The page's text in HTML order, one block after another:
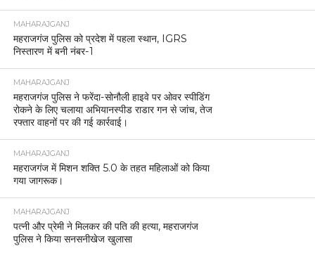
MAHARAJGANJ
महराजगंज पुलिस को प्रदेश में पहला स्थान, IGRS
निस्तारण में बनी नंबर-1
MAHARAJGANJ
महराजगंज पुलिस ने फरेंदा-सोनौली हाइवे पर ओवर स्पीडिंग
रोकने के लिए चलाया अभियानस्पीड राडार गन से जांच, तेज
रफ्तार वाहनों पर की गई कार्रवाई।
MAHARAJGANJ
महराजगंज में मिशन शक्ति 5.0 के तहत महिलाओं को किया
गया जागरूक।
MAHARAJGANJ
पत्नी और प्रेमी ने मिलकर की पति की हत्या, महराजगंज
पुलिस ने किया सनसनीखेज खुलासा